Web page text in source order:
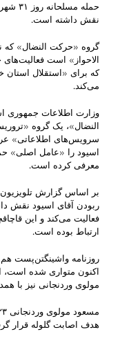
نقش داشته است.
گروه «حرکت النضال»
که برای «استقلال استان
می‌کند.
وزارت اطلاعات
النضال»، یک گروه
سرویس‌های اطلاعاتی»
معرفی کرده است.
بر اساس گزارش
ربودن آقای اسیود نقش
فعالیت می‌کند و این
ارتباط بوده است.
روزنامه واشینگتن‌پست
اکنون متواری شده است،
مولوی وردنجانی نیز با
هدف اصابت گلوله قرار